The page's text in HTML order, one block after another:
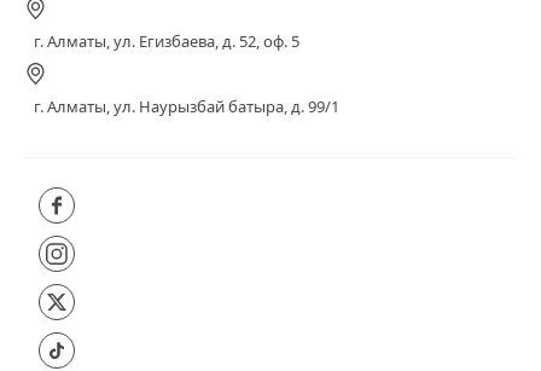
г. Алматы, ул. Егизбаева, д. 52, оф. 5
г. Алматы, ул. Наурызбай батыра, д. 99/1